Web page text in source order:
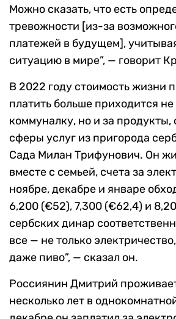
Можно сказать, что есть
тревожности [из-за
платежей в будущем],
ситуацию в мире”, — говорит
В 2022 году стоимость жизни
платить больше приходится не
коммуналку, но и за продукты,
сферы услуг из пригорода
Сада Милан Трифунович. Он
вместе с семьей, счета за
ноябре, декабре и январе
6,200 (€52), 7,300 (€62,4) и
сербских динар
все — не только
даже пиво”, — сказал он.
Россиянин Дмитрий
несколько лет в